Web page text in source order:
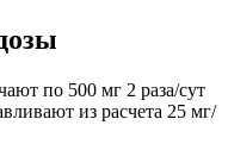
по 500 мг 2 раза/сут
из расчета 25 мг/